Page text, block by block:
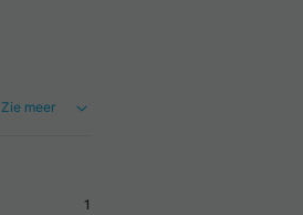
Zie meer
1